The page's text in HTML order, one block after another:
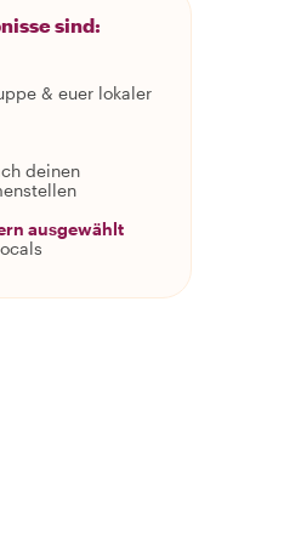
sind:
& euer lokaler
deinen
ausgewählt